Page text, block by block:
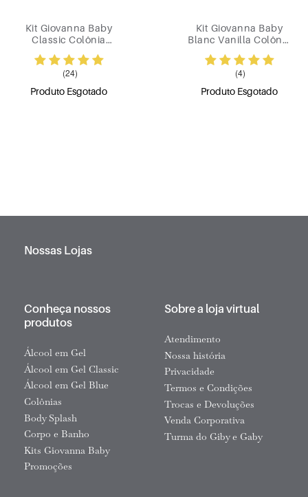
Kit Giovanna Baby
Classic Colônia
Sabonete Vegetal
(24)
Produto Esgotado
Kit Giovanna Baby
Blanc Vanilla Colônia
Sabonete Vegetal L
(4)
Produto Esgotado
Nossas Lojas
Conheça nossos
produtos
Álcool em Gel
Álcool em Gel Classic
Álcool em Gel Blue
Colônias
Body Splash
Corpo e Banho
Kits Giovanna Baby
Promoções
Sobre a loja virtual
Atendimento
Nossa história
Privacidade
Termos e Condições
Trocas e Devoluções
Venda Corporativa
Turma do Giby e Gaby